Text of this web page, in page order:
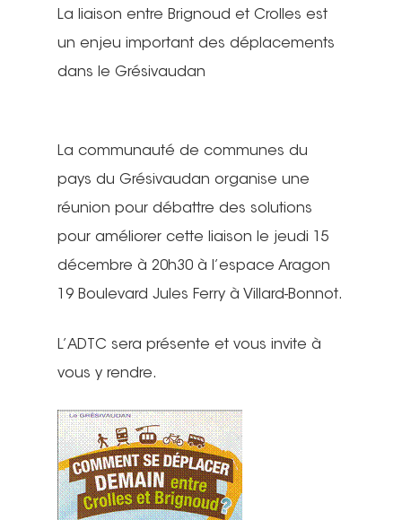
La liaison entre Brignoud et Crolles est
un enjeu important des déplacements
dans le Grésivaudan
La communauté de communes du
pays du Grésivaudan organise une
réunion pour débattre des solutions
pour améliorer cette liaison le jeudi 15
décembre à 20h30 à l’espace Aragon
19 Boulevard Jules Ferry à Villard-Bonnot.
L’ADTC sera présente et vous invite à
vous y rendre.